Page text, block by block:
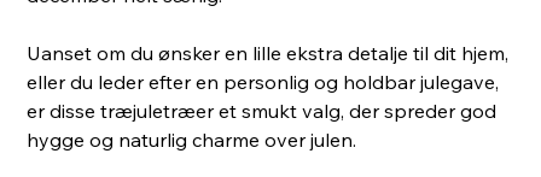
Uanset om du ønsker en lille ekstra detalje til dit hjem,
eller du leder efter en personlig og holdbar julegave,
er disse træjuletræer et smukt valg, der spreder god
hygge og naturlig charme over julen.